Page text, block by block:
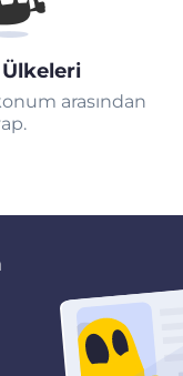
Ülkeleri
arasından